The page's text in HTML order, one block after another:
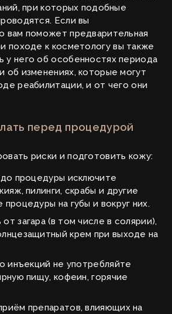
при которых подобные
Если вы
вам поможет предварительная
походе к косметологу вы также
у него об особенностях периода
об изменениях, которые могут
реабилитации, и от чего они
перед процедурой
риски и подготовить кожу:
процедуры исключите
пилинги, скрабы и другие
процедуры на губы и вокруг них.
загара (в том числе в солярии),
крем при выходе на
инъекций не употребляйте
пищу, кофеин, горячие
препаратов, влияющих на